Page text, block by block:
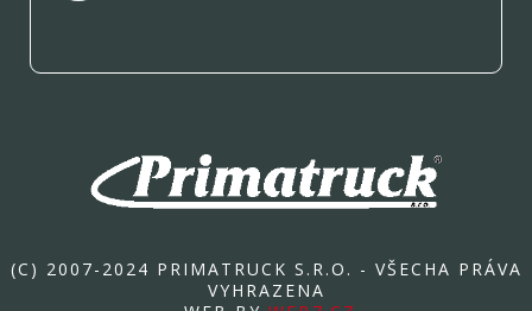
(C) 2007-2024 PRIMATRUCK S.R.O. - VŠECHA PRÁVA
VYHRAZENA